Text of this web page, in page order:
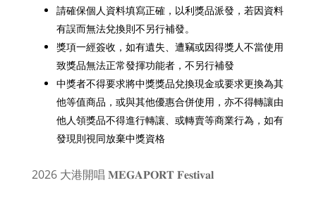
請確保個人資料填寫正確，以利獎品派發，若因資料
有誤而無法兌換則不另行補發。
獎項一經簽收，如有遺失、遭竊或因得獎人不當使用
致獎品無法正常發揮功能者，不另行補發
中獎者不得要求將中獎獎品兌換現金或要求更換為其
他等值商品，或與其他優惠合併使用，亦不得轉讓由
他人領獎品不得進行轉讓、或轉賣等商業行為，如有
發現則視同放棄中獎資格
2026 大港開唱 𝐌𝐄𝐆𝐀𝐏𝐎𝐑𝐓 𝐅𝐞𝐬𝐭𝐢𝐯𝐚𝐥